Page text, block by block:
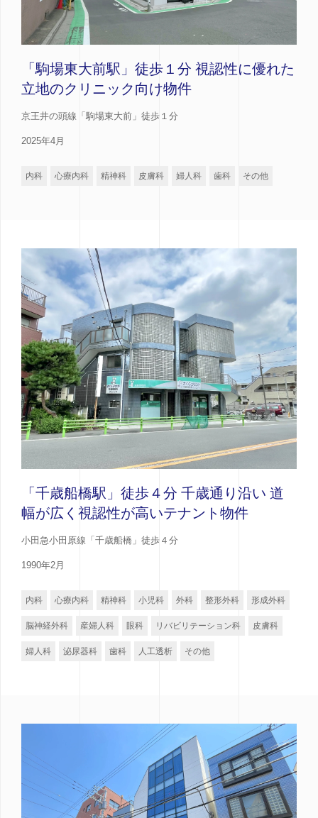
「駒場東大前駅」徒歩１分 視認性に優れた
立地のクリニック向け物件
京王井の頭線「駒場東大前」徒歩１分
2025年4月
内科 心療内科 精神科 皮膚科 婦人科 歯科 その他
「千歳船橋駅」徒歩４分 千歳通り沿い 道
幅が広く視認性が高いテナント物件
小田急小田原線「千歳船橋」徒歩４分
1990年2月
内科 心療内科 精神科 小児科 外科 整形外科 形成外科
脳神経外科 産婦人科 眼科 リバビリテーション科 皮膚科
婦人科 泌尿器科 歯科 人工透析 その他